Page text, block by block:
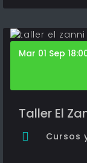
Mar 01 Sep
Taller El
Cursos